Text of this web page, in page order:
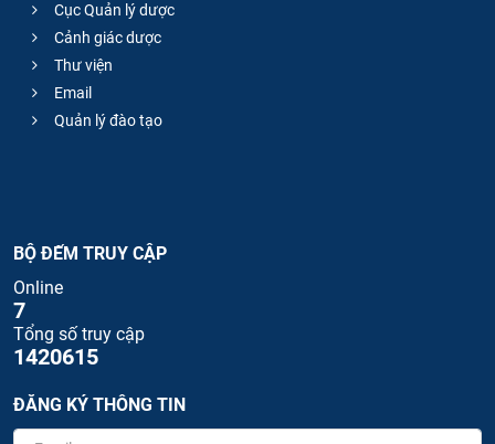
Cục Quản lý dược
Cảnh giác dược
Thư viện
Email
Quản lý đào tạo
BỘ ĐẾM TRUY CẬP
Online
7
Tổng số truy cập
1420615
ĐĂNG KÝ THÔNG TIN